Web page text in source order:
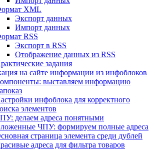
XML
Экспорт данных
Импорт данных
RSS
Экспорт в RSS
Отображение данных из RSS
задания
на сайте информации из инфоблоков
выставляем информацию
инфоблока для корректного
элементов
делаем адреса понятными
ЧПУ: формируем полные адреса
страница элемента среди дублей
адреса для фильтра товаров